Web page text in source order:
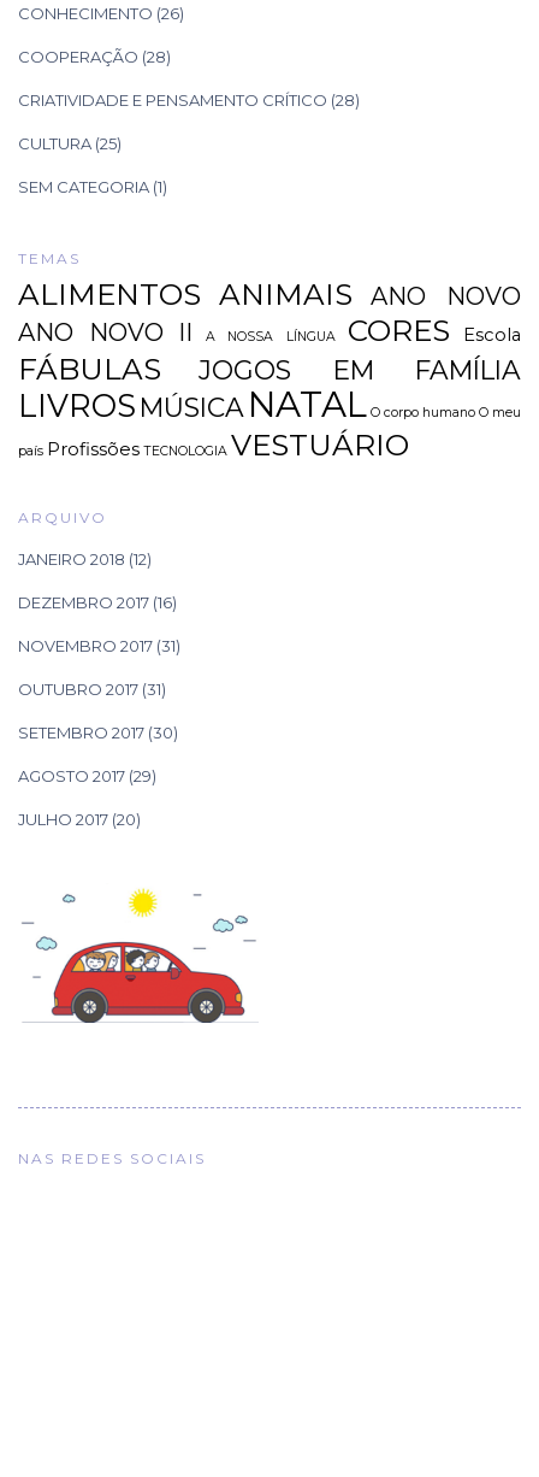
CONHECIMENTO (26)
COOPERAÇÃO (28)
CRIATIVIDADE E PENSAMENTO CRÍTICO (28)
CULTURA (25)
SEM CATEGORIA (1)
TEMAS
ALIMENTOS ANIMAIS
ANO NOVO
ANO NOVO II
A NOSSA LÍNGUA CORES Escola
FÁBULAS JOGOS EM FAMÍLIA
LIVROS MÚSICA NATAL O corpo humano O meu
país Profissões TECNOLOGIA VESTUÁRIO
ARQUIVO
JANEIRO 2018 (12)
DEZEMBRO 2017 (16)
NOVEMBRO 2017 (31)
OUTUBRO 2017 (31)
SETEMBRO 2017 (30)
AGOSTO 2017 (29)
JULHO 2017 (20)
NAS REDES SOCIAIS